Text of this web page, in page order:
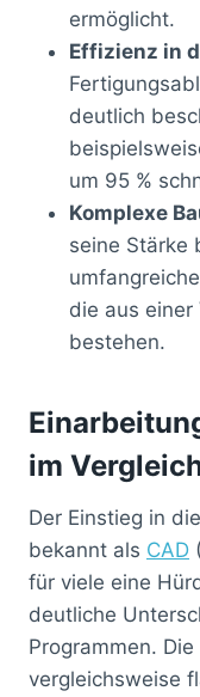
ermöglicht.
Effizienz in
deutlich
um 95 %
Komplexe
seine Stärke
die aus einer
bestehen.
im
Der Einstieg in
bekannt als CAD
für viele eine
deutliche
Programmen.
vergleichsweise